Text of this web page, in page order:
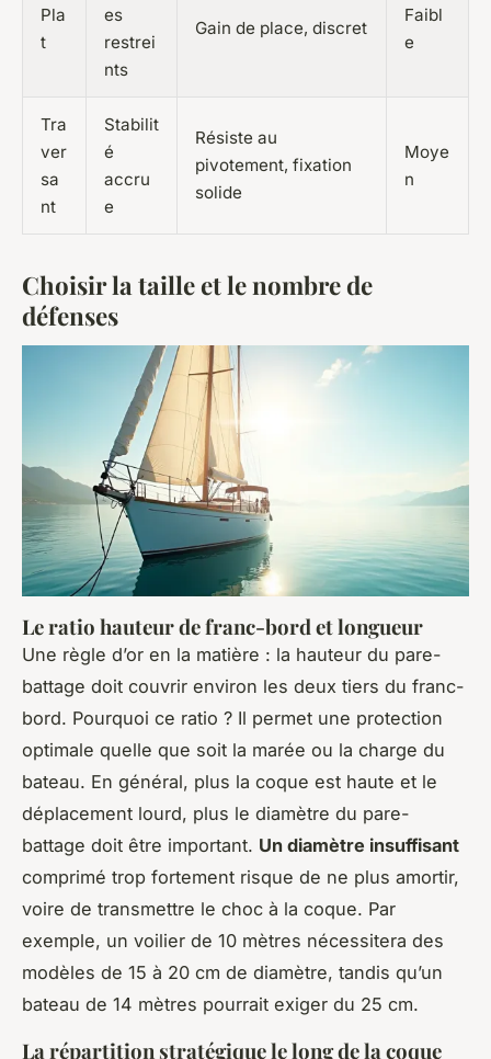
Pla
t
es
restrei
nts
Gain de place, discret
Faibl
e
Tra
ver
sa
nt
Stabilit
é
accru
e
Résiste au
pivotement, fixation
solide
Moye
n
Choisir la taille et le nombre de
défenses
Le ratio hauteur de franc-bord et longueur
Une règle d’or en la matière : la hauteur du pare-
battage doit couvrir environ les deux tiers du franc-
bord. Pourquoi ce ratio ? Il permet une protection
optimale quelle que soit la marée ou la charge du
bateau. En général, plus la coque est haute et le
déplacement lourd, plus le diamètre du pare-
battage doit être important. Un diamètre insuffisant
comprimé trop fortement risque de ne plus amortir,
voire de transmettre le choc à la coque. Par
exemple, un voilier de 10 mètres nécessitera des
modèles de 15 à 20 cm de diamètre, tandis qu’un
bateau de 14 mètres pourrait exiger du 25 cm.
La répartition stratégique le long de la coque